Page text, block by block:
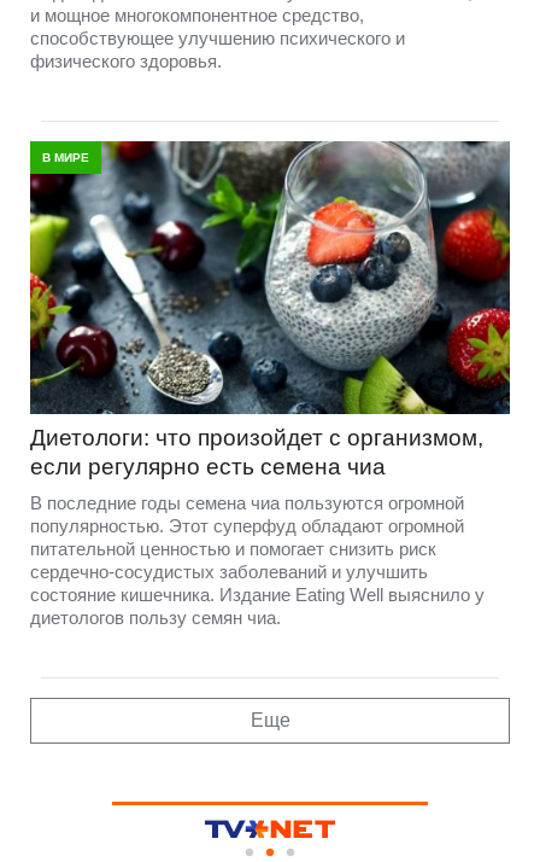
и мощное многокомпонентное средство,
способствующее улучшению психического и
физического здоровья.
В МИРЕ
Диетологи: что произойдет с организмом,
если регулярно есть семена чиа
В последние годы семена чиа пользуются огромной
популярностью. Этот суперфуд обладают огромной
питательной ценностью и помогает снизить риск
сердечно-сосудистых заболеваний и улучшить
состояние кишечника. Издание Eating Well выяснило у
диетологов пользу семян чиа.
Еще